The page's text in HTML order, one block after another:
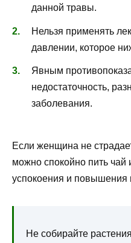
данной травы.
Нельзя применять
давлении, которое
Явным
недостаточность,
заболевания.
Если женщина не
можно спокойно пить чай
успокоения и повышения
Не собирайте